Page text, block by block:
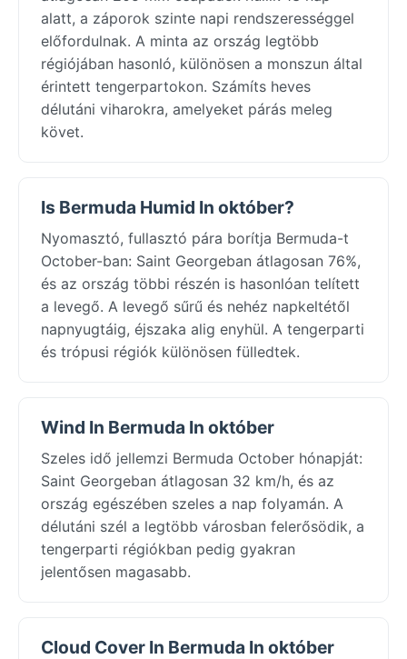
alatt, a záporok szinte napi rendszerességgel
előfordulnak. A minta az ország legtöbb
régiójában hasonló, különösen a monszun által
érintett tengerpartokon. Számíts heves
délutáni viharokra, amelyeket párás meleg
követ.
Is Bermuda Humid In október?
Nyomasztó, fullasztó pára borítja Bermuda-t
October-ban: Saint Georgeban átlagosan 76%,
és az ország többi részén is hasonlóan telített
a levegő. A levegő sűrű és nehéz napkeltétől
napnyugtáig, éjszaka alig enyhül. A tengerparti
és trópusi régiók különösen fülledtek.
Wind In Bermuda In október
Szeles idő jellemzi Bermuda October hónapját:
Saint Georgeban átlagosan 32 km/h, és az
ország egészében szeles a nap folyamán. A
délutáni szél a legtöbb városban felerősödik, a
tengerparti régiókban pedig gyakran
jelentősen magasabb.
Cloud Cover In Bermuda In október